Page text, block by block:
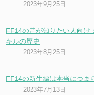
2023年9月25日
FF14の昔が知りたい人向け
キルの歴史
2023年8月25日
FF14の新生編は本当につま
2023年7月13日